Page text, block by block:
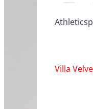
Villa